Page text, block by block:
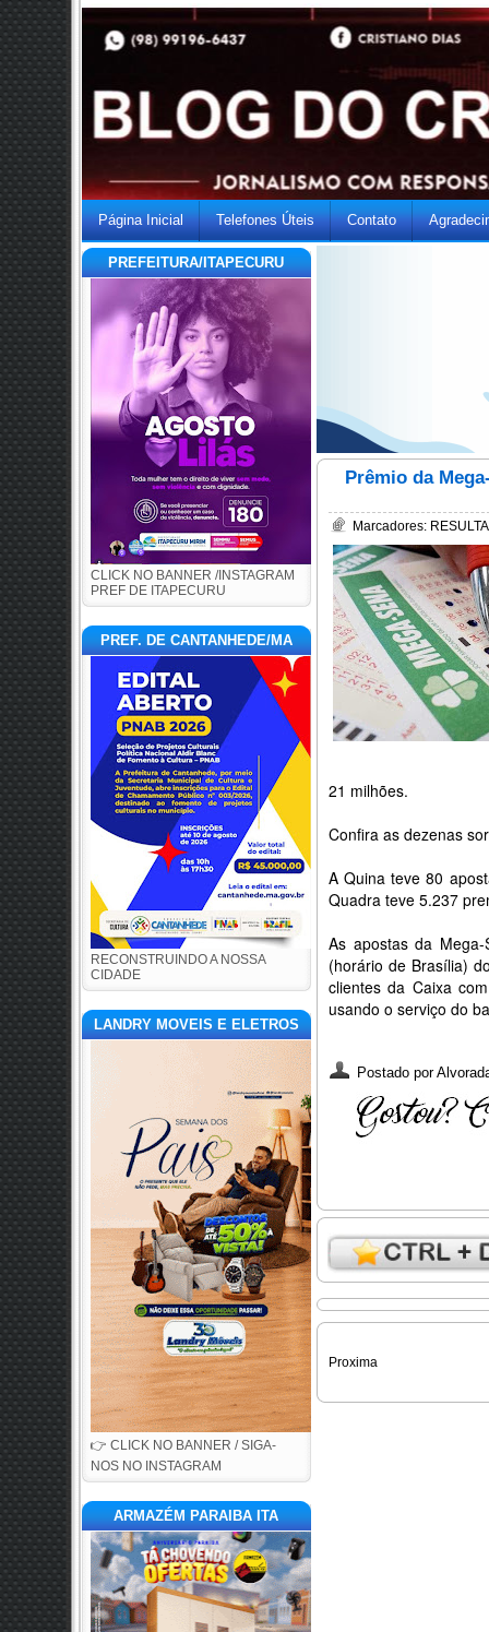
Página Inicial Telefones Úteis Contato
PREFEITURA/ITAPECURU
CLICK NO BANNER /INSTAGRAM
PREF DE ITAPECURU
PREF. DE CANTANHEDE/MA
RECONSTRUINDO A NOSSA
CIDADE
LANDRY MOVEIS E ELETROS
👉 CLICK NO BANNER / SIGA-
NOS NO INSTAGRAM
ARMAZÉM PARAIBA ITA
Prêmio da
Marcadores:
21 milhões.
Confira as dezenas
A Quina teve 80
Quadra teve 5.237
As apostas da
(horário de Brasília)
clientes da Caixa
usando o serviço do
Postado por
Proxima